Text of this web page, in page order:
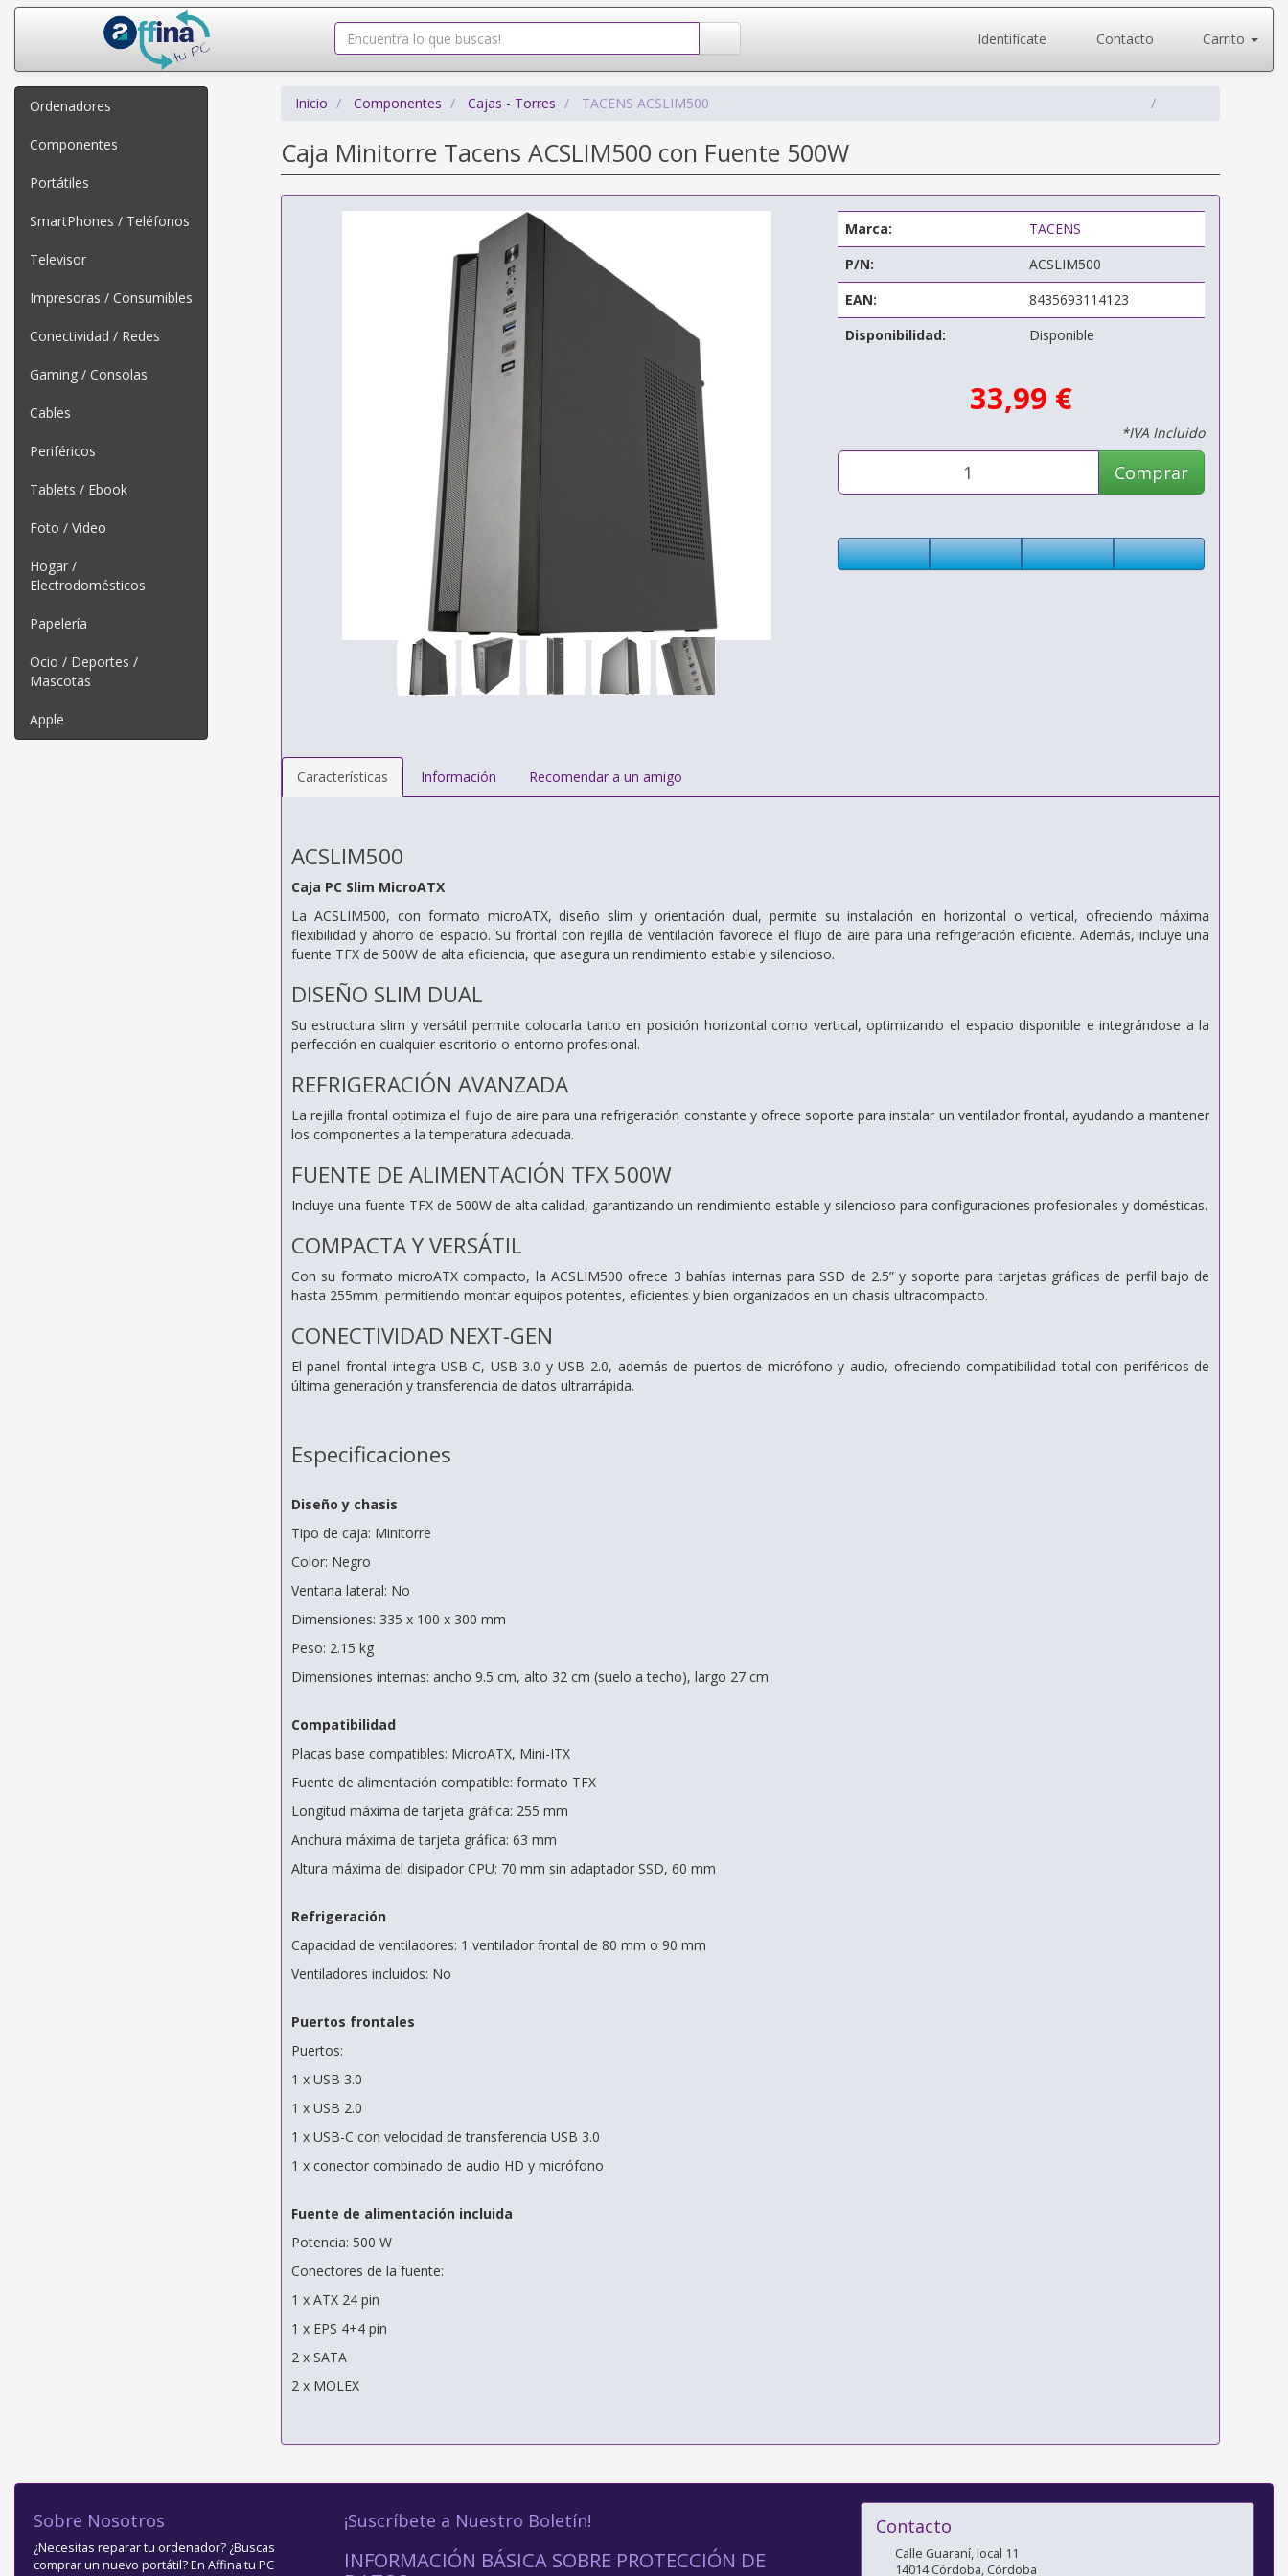
Identifícate Contacto Carrito
Ordenadores
Componentes
Portátiles
SmartPhones / Teléfonos
Televisor
Impresoras / Consumibles
Conectividad / Redes
Gaming / Consolas
Cables
Periféricos
Tablets / Ebook
Foto / Video
Hogar /
Electrodomésticos
Papelería
Ocio / Deportes /
Mascotas
Apple
Inicio Componentes Cajas - Torres TACENS ACSLIM500
Caja Minitorre Tacens ACSLIM500 con Fuente 500W
Marca:
TACENS
P/N:
ACSLIM500
EAN:
8435693114123
Disponibilidad:
Disponible
33,99 €
*IVA Incluido
Comprar
Características Información Recomendar a un amigo
ACSLIM500
Caja PC Slim MicroATX
La ACSLIM500, con formato microATX, diseño slim y orientación dual, permite su instalación en horizontal o vertical, ofreciendo máxima
flexibilidad y ahorro de espacio. Su frontal con rejilla de ventilación favorece el flujo de aire para una refrigeración eficiente. Además, incluye una
fuente TFX de 500W de alta eficiencia, que asegura un rendimiento estable y silencioso.
DISEÑO SLIM DUAL
Su estructura slim y versátil permite colocarla tanto en posición horizontal como vertical, optimizando el espacio disponible e integrándose a la
perfección en cualquier escritorio o entorno profesional.
REFRIGERACIÓN AVANZADA
La rejilla frontal optimiza el flujo de aire para una refrigeración constante y ofrece soporte para instalar un ventilador frontal, ayudando a mantener
los componentes a la temperatura adecuada.
FUENTE DE ALIMENTACIÓN TFX 500W
Incluye una fuente TFX de 500W de alta calidad, garantizando un rendimiento estable y silencioso para configuraciones profesionales y domésticas.
COMPACTA Y VERSÁTIL
Con su formato microATX compacto, la ACSLIM500 ofrece 3 bahías internas para SSD de 2.5” y soporte para tarjetas gráficas de perfil bajo de
hasta 255mm, permitiendo montar equipos potentes, eficientes y bien organizados en un chasis ultracompacto.
CONECTIVIDAD NEXT-GEN
El panel frontal integra USB-C, USB 3.0 y USB 2.0, además de puertos de micrófono y audio, ofreciendo compatibilidad total con periféricos de
última generación y transferencia de datos ultrarrápida.
Especificaciones
Diseño y chasis
Tipo de caja: Minitorre
Color: Negro
Ventana lateral: No
Dimensiones: 335 x 100 x 300 mm
Peso: 2.15 kg
Dimensiones internas: ancho 9.5 cm, alto 32 cm (suelo a techo), largo 27 cm
Compatibilidad
Placas base compatibles: MicroATX, Mini-ITX
Fuente de alimentación compatible: formato TFX
Longitud máxima de tarjeta gráfica: 255 mm
Anchura máxima de tarjeta gráfica: 63 mm
Altura máxima del disipador CPU: 70 mm sin adaptador SSD, 60 mm
Refrigeración
Capacidad de ventiladores: 1 ventilador frontal de 80 mm o 90 mm
Ventiladores incluidos: No
Puertos frontales
Puertos:
1 x USB 3.0
1 x USB 2.0
1 x USB-C con velocidad de transferencia USB 3.0
1 x conector combinado de audio HD y micrófono
Fuente de alimentación incluida
Potencia: 500 W
Conectores de la fuente:
1 x ATX 24 pin
1 x EPS 4+4 pin
2 x SATA
2 x MOLEX
Sobre Nosotros
¿Necesitas reparar tu ordenador? ¿Buscas
comprar un nuevo portátil? En Affina tu PC
¡Suscríbete a Nuestro Boletín!
INFORMACIÓN BÁSICA SOBRE PROTECCIÓN DE
Contacto
Calle Guaraní, local 11
14014 Córdoba, Córdoba